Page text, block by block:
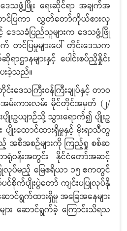
သဖွံ့ဖြိုး ရေးဆိုင်ရာ အချက်အ
တင်ပြကာ လွှတ်တော်ကိုယ်စားလှ
နှင့် ဒေသခံပြည်သူများက ဒေသဖွံ့ဖြို
တင်ပြမှုများပေါ် တိုင်းဒေသက
ဌာနများနှင့် ပေါင်းစပ်ညှိနှိုင်း
းခဲ့သည်။
သကြီးဝန်ကြီးချုပ်နှင့် တာဝ
အမ်းကားလမ်း မိုင်တိုင်အမှတ် (၂/
းဥယျာဉ်သို့ သွားရောက်၍ ပျိုးဥ
ပျိုးထောင်ထားရှိမှုနှင့် မိုးရာသီတွ
အစီအစဉ်များကို ကြည့်ရှု စစ်ဆ
ာရုံဝန်းအတွင်း နိုင်ငံတော်အဆင့်
လုပ်မည့် မြေဧရိယာ ၁၅ ဧကတွင်
င်စိုက်ပျိုးပွဲတော် ကျင်းပပြုလုပ်နို
ာင်ရွက်ထားရှိမှု အခြေအနေများ
ျား ဆောင်ရွက်ခဲ့ ကြောင်းသိရသ